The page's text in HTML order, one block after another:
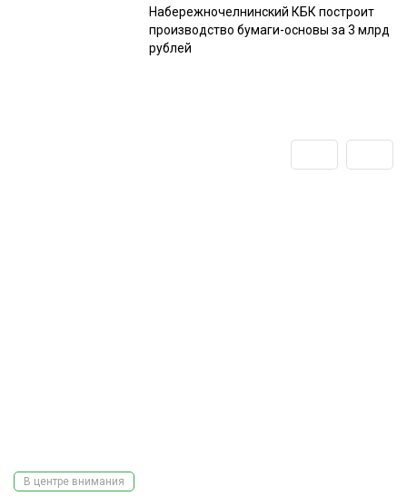
Набережночелнинский КБК построит
производство бумаги-основы за 3 млрд
рублей
В центре внимания